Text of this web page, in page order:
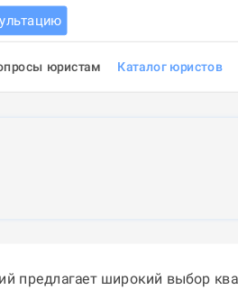
юристам Каталог юристов
предлагает широкий выбор